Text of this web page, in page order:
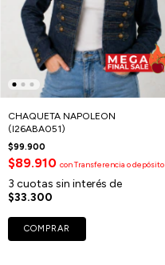
CHAQUETA NAPOLEON
(I26ABA051)
$99.900
$89.910 conTransferencia o depósito
3 cuotas sin interés de
$33.300
COMPRAR